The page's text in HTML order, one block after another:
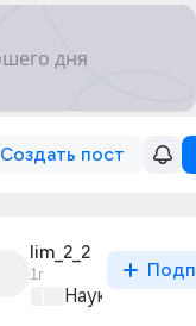
Создать пост
lim_2_2
1г
Наука